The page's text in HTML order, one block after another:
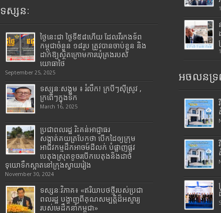
ទស្សនៈ
ថ្ងៃនេះជា ថ្ងៃទី៥៨ហើយ ដែលវីរកងទ័ព
កម្ពុជាចំនួន ១៨រូប ត្រូវបានចាប់ខ្លួន និង
ដាក់ឱ្យស្ថិតក្រោមការឃុំគ្រងរបស់
យោធាថៃ
September 25, 2025
ទស្សនៈសង្គម ៖ រំលឹក! ក្របីៗស៊ីស្រូវ ,
ក្រពើៗក្នុងទឹក
March 16, 2025
ប្រជាពលរដ្ឋ រិះគន់អាជ្ញាធរ
សង្កាត់គយត្របែកថា បើកដៃឲ្យក្រុម
អាជីវកម្មដឹកអាចម៍ដីលក់ បំផ្លាញផ្លូវ
បេតុងស្រុតខូចរបើកបេតុងនិងដាច់
ទុយោទឹកស្អាតនៅក្រុងស្វាយរៀង
November 30, 2024
ទស្សនៈវិភាគ៖ «ឥរិយាបថថ្មីរបស់ប្រជា
ពលរដ្ឋ បង្ហាញពីគុណសម្បត្តិដ៏អស្ចារ្យ
របស់មេដឹកនាំកម្ពុជា»
អចលនទ្រ